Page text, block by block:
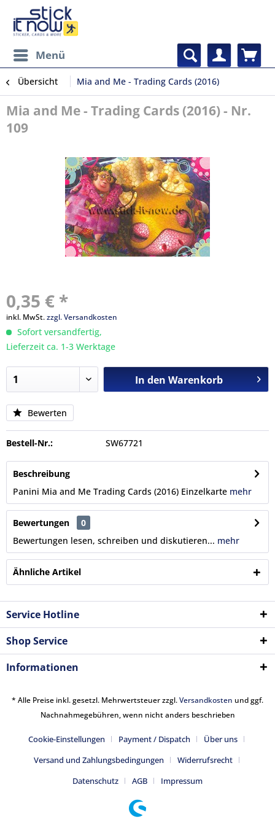
Menü
Übersicht Mia and Me - Trading Cards (2016)
Mia and Me - Trading Cards (2016) - Nr.
109
0,35 € *
inkl. MwSt.zzgl. Versandkosten
Sofort versandfertig,
Lieferzeit ca. 1-3 Werktage
In den Warenkorb
Bewerten
Bestell-Nr.: SW67721
Beschreibung
Panini Mia and Me Trading Cards (2016) Einzelkarte mehr
Bewertungen
0
Bewertungen lesen, schreiben und diskutieren... mehr
Ähnliche Artikel
Service Hotline
Shop Service
Informationen
* Alle Preise inkl. gesetzl. Mehrwertsteuer zzgl.Versandkosten und ggf.
Nachnahmegebühren, wenn nicht anders beschrieben
Cookie-Einstellungen Payment / Dispatch
Über uns
Versand und Zahlungsbedingungen
Widerrufsrecht
Datenschutz
AGB Impressum